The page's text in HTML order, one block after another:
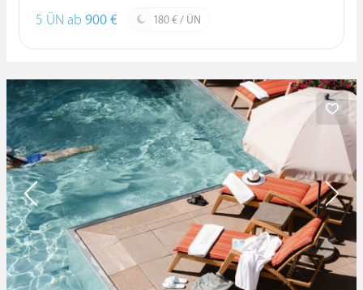
5 ÜN ab 900 € 180 € / ÜN